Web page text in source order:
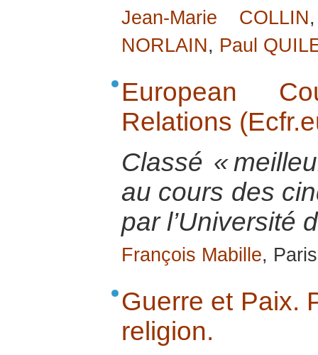
Jean-Marie COLLIN
NORLAIN, Paul
European
Relations
Classé «
au cours des
par l’Université
François Mabille,
Guerre et Paix.
religion.